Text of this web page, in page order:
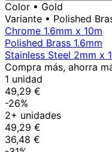
Color • Gold
Variante • Polished
Chrome 1.6mm x 10m
Polished Brass 1.6mm
Stainless Steel 2mm x
Compra más, ahorra
1 unidad
49,29 €
-26%
2+ unidades
49,29 €
36,48 €